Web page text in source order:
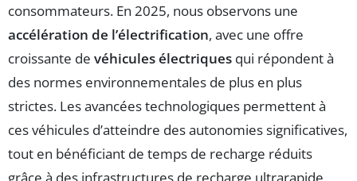
consommateurs. En 2025, nous observons une
accélération de l’électrification, avec une offre
croissante de véhicules électriques qui répondent à
des normes environnementales de plus en plus
strictes. Les avancées technologiques permettent à
ces véhicules d’atteindre des autonomies significatives,
tout en bénéficiant de temps de recharge réduits
grâce à des infrastructures de recharge ultrarapide.